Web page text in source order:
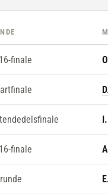
finale
finale